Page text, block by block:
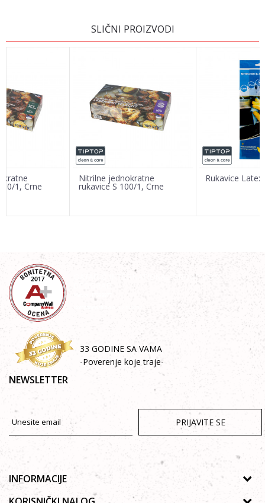
Email adresa
SLIČNI PROIZVODI
1, Crne
Nitrilne jednokratne
rukavice S 100/1, Crne
Rukavice
33 GODINE SA VAMA
-Poverenje koje traje-
NEWSLETTER
PRIJAVITE SE
INFORMACIJE
O nama